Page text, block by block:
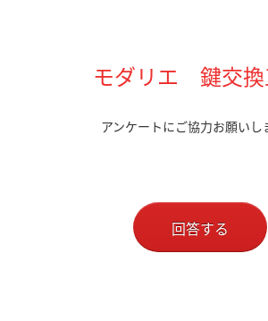
モダリエ 鍵交換
アンケートにご協力お願いし
回答する